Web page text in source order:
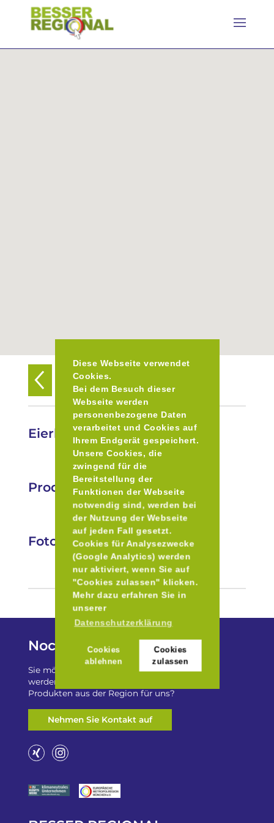
Diese Webseite verwendet
Cookies.
Bei dem Besuch dieser
Webseite werden
personenbezogene Daten
verarbeitet und Cookies auf
Ihrem Endgerät gespeichert.
Unsere Cookies, die
zwingend für die
Bereitstellung der
Funktionen der Webseite
notwendig sind, werden bei
der Nutzung der Webseite
auf jeden Fall gesetzt.
Cookies für Analysezwecke
(Google Analytics) werden
nur aktiviert, wenn Sie auf
"Cookies zulassen" klicken.
Mehr dazu erfahren Sie in
unserer
Datenschutzerklärung
Cookies
ablehnen
Cookies
zulassen
Zurück zur Übersicht
Eierhäuschen Rid
Produkte
Fotos
Noch Fragen?
Sie möchten auf „Besser Regional“ gelistet
werden? Oder haben Sie einen Freizeittip zu
Produkten aus der Region für uns?
Nehmen Sie Kontakt auf